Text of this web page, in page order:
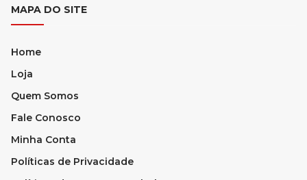
MAPA DO SITE
Home
Loja
Quem Somos
Fale Conosco
Minha Conta
Políticas de Privacidade